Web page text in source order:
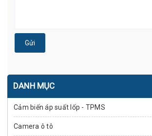
Gửi
DANH MỤC
Cảm biến áp suất lốp - TPMS
Camera ô tô